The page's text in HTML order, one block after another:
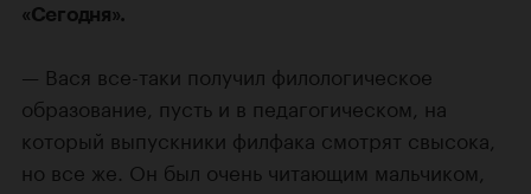
«Сегодня».
— Вася все-таки получил филологическое
образование, пусть и в педагогическом, на
который выпускники филфака смотрят свысока,
но все же. Он был очень читающим мальчиком,